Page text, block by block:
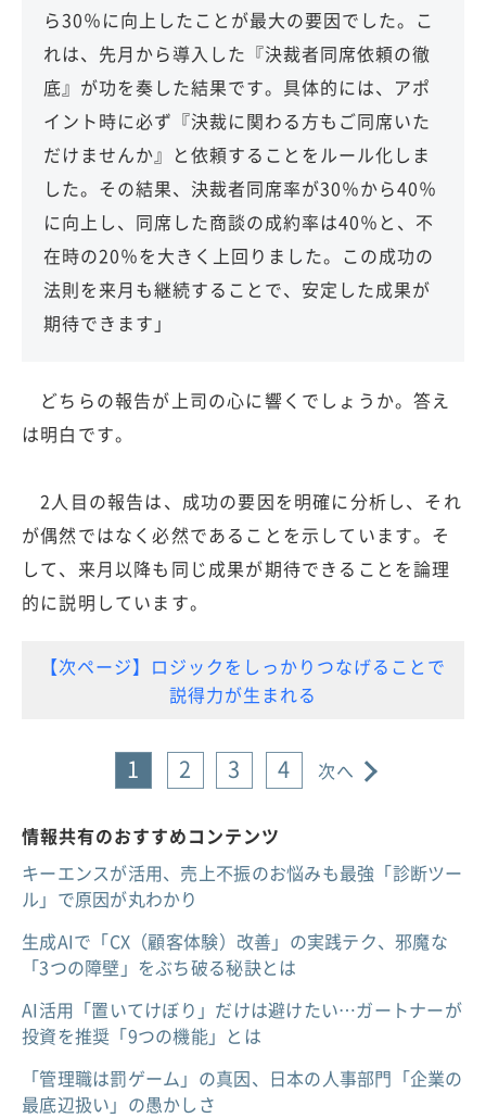
ら30％に向上したことが最大の要因でした。こ
れは、先月から導入した『決裁者同席依頼の徹
底』が功を奏した結果です。具体的には、アポ
イント時に必ず『決裁に関わる方もご同席いた
だけませんか』と依頼することをルール化しま
した。その結果、決裁者同席率が30％から40％
に向上し、同席した商談の成約率は40％と、不
在時の20％を大きく上回りました。この成功の
法則を来月も継続することで、安定した成果が
期待できます」
どちらの報告が上司の心に響くでしょうか。答え
は明白です。
2人目の報告は、成功の要因を明確に分析し、それ
が偶然ではなく必然であることを示しています。そ
して、来月以降も同じ成果が期待できることを論理
的に説明しています。
【次ページ】ロジックをしっかりつなげることで
説得力が生まれる
1 2 3 4 次へ
情報共有のおすすめコンテンツ
キーエンスが活用、売上不振のお悩みも最強「診断ツー
ル」で原因が丸わかり
生成AIで「CX（顧客体験）改善」の実践テク、邪魔な
「3つの障壁」をぶち破る秘訣とは
AI活用「置いてけぼり」だけは避けたい…ガートナーが
投資を推奨「9つの機能」とは
「管理職は罰ゲーム」の真因、日本の人事部門「企業の
最底辺扱い」の愚かしさ